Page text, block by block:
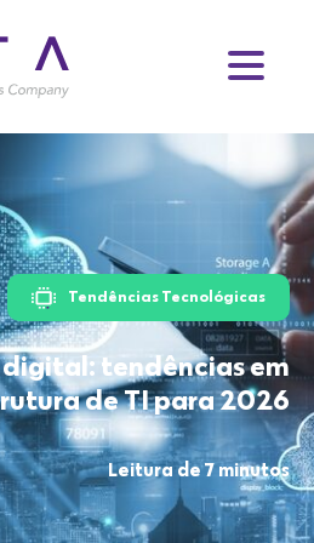
Tendências Tecnológicas
tendências em
de TI para 2026
Leitura de 7 minutos